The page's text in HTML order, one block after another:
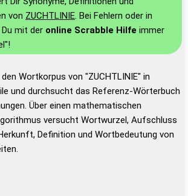
von ZUCHTLINIE. Bei Fehlern oder in
mit der online Scrabble Hilfe immer
Wortkorpus von "ZUCHTLINIE" in
und durchsucht das Referenz-Wörterbuch
Über einen mathematischen
versucht Wortwurzel, Aufschluss
Definition und Wortbedeutung von